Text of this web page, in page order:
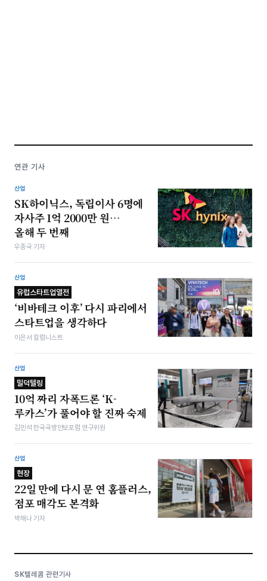
연관 기사
산업
SK하이닉스, 독립이사 6명에
자사주 1억 2000만 원…
올해 두 번째
우종국 기자
산업
유럽스타트업열전
‘비바테크 이후’ 다시 파리에서
스타트업을 생각하다
이은서 칼럼니스트
산업
밀덕텔링
10억 짜리 자폭드론 ‘K-
루카스’가 풀어야 할 진짜 숙제
김민석 한국국방안보포럼 연구위원
산업
현장
22일 만에 다시 문 연 홈플러스,
점포 매각도 본격화
박해나 기자
SK텔레콤 관련기사